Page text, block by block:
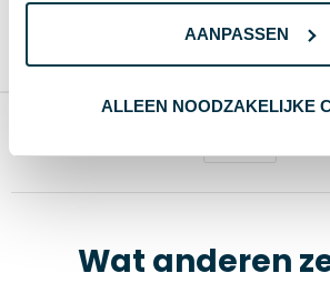
AANPASSEN
ALLEEN NOODZAKELIJKE
Vanaf
5-8 d
190T Gerecycled PET- polyester
100 st.
190T
Wat anderen